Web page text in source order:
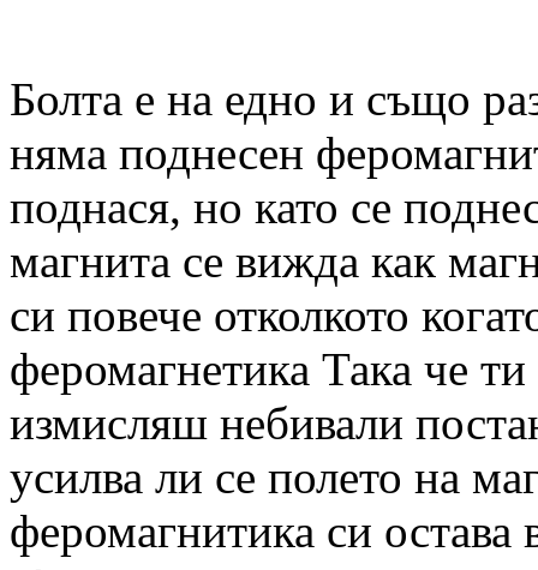
Болта е на едно и също
няма поднесен
поднася, но като се
магнита се вижда как
си повече отколкото
феромагнетика Така че
измисляш небивали
усилва ли се полето на
феромагнитика си остава